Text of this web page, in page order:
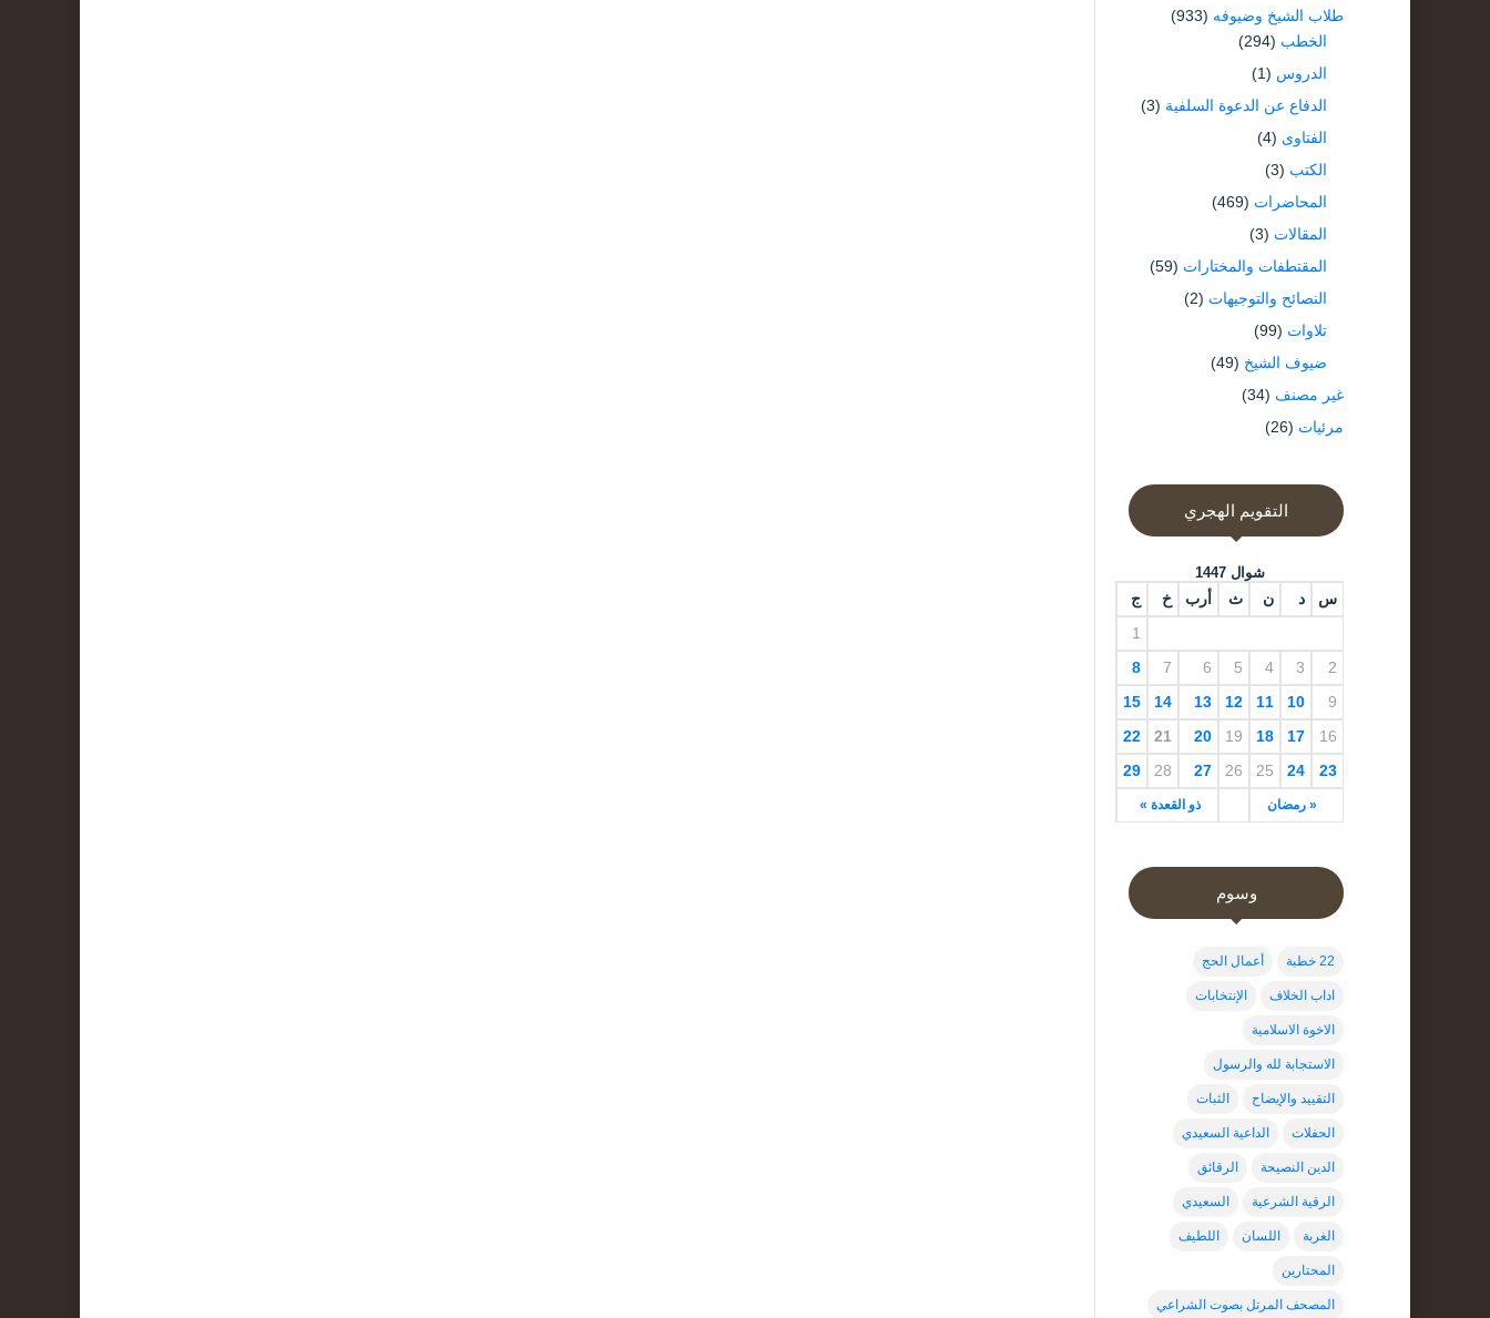
طلاب الشيخ وضيوفه (933)
الخطب (294)
الدروس (1)
الدفاع عن الدعوة السلفية (3)
الفتاوى (4)
الكتب (3)
المحاضرات (469)
المقالات (3)
المقتطفات والمختارات (59)
النصائح والتوجيهات (2)
تلاوات (99)
ضيوف الشيخ (49)
غير مصنف (34)
مرئيات (26)
التقويم الهجري
شوال 1447
س د ن ث أرب خ ج
« رمضان ذو القعدة »
1
2
3
4
5
6
7
8
9
10
11
12
13
14
15
16
17
18
19
20
21
22
23
24
25
26
27
28
29
وسوم
22 خطبة أعمال الحج
اداب الخلاف الإنتخابات
الاخوة الاسلامية
الاستجابة لله والرسول
التقييد والإيضاح الثبات
الحفلات الداعية السعيدي
الدين النصيحة الرقائق
الرقية الشرعية السعيدي
الغربة اللسان اللطيف
المحتارين
المصحف المرتل بصوت الشراعي